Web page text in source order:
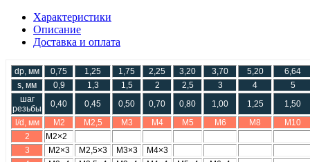
Характеристики
Описание
Доставка и оплата
dp, мм 0,75 1,25 1,75 2,25 3,20 3,70 5,20
6,64
s, мм
0,9 1,3 1,5 2 2,5 3 4
5
шаг
резьбы
0,40 0,45 0,50 0,70 0,80 1,00 1,25
1,50
l/d, мм
М2 М2,5 М3 М4 М5 М6 М8
М10
2
М2×2
3
М2×3 М2,5×3 М3×3
М4×3